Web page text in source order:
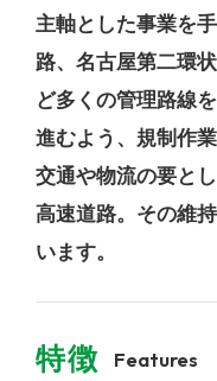
主軸とした事業を
路、名古屋第二環
ど多くの管理路線
進むよう、規制作
交通や物流の要と
高速道路。その維
います。
特徴 Features